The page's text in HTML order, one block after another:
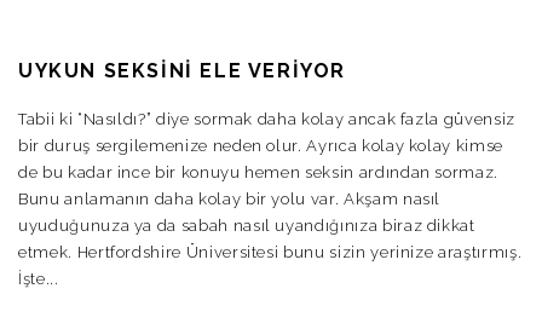
UYKUN SEKSINI ELE VERIYOR
Tabii ki “Nasıldı?” diye sormak daha kolay ancak fazla güvensiz
bir duruş sergilemenize neden olur. Ayrıca kolay kolay kimse
de bu kadar ince bir konuyu hemen seksin ardından sormaz.
Bunu anlamanın daha kolay bir yolu var. Akşam nasıl
uyuduğunuza ya da sabah nasıl uyandığınıza biraz dikkat
etmek. Hertfordshire Üniversitesi bunu sizin yerinize araştırmış.
İşte...